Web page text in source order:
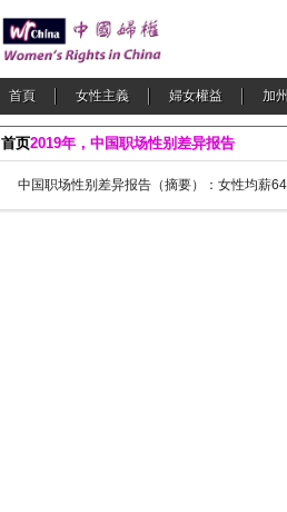
首頁 女性主義 婦女權益 加
首页2019年，中国职场性别差异报告
中国职场性别差异报告（摘要）：女性均薪